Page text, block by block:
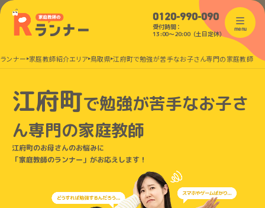
0120-990-090
受付時間：
13:00〜20:00（土日定休）
menu
ンナー 家庭教師紹介エリア 鳥取県 江府町で勉強が苦手なお子さん専門の家庭教師
江府町で勉強が苦手なお子さ
ん専門の家庭教師
江府町のお母さんのお悩みに
「家庭教師のランナー」がお応えします！